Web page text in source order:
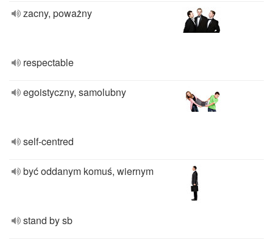
zacny, poważny
respectable
egoistyczny, samolubny
self-centred
być oddanym komuś, wiernym
stand by sb